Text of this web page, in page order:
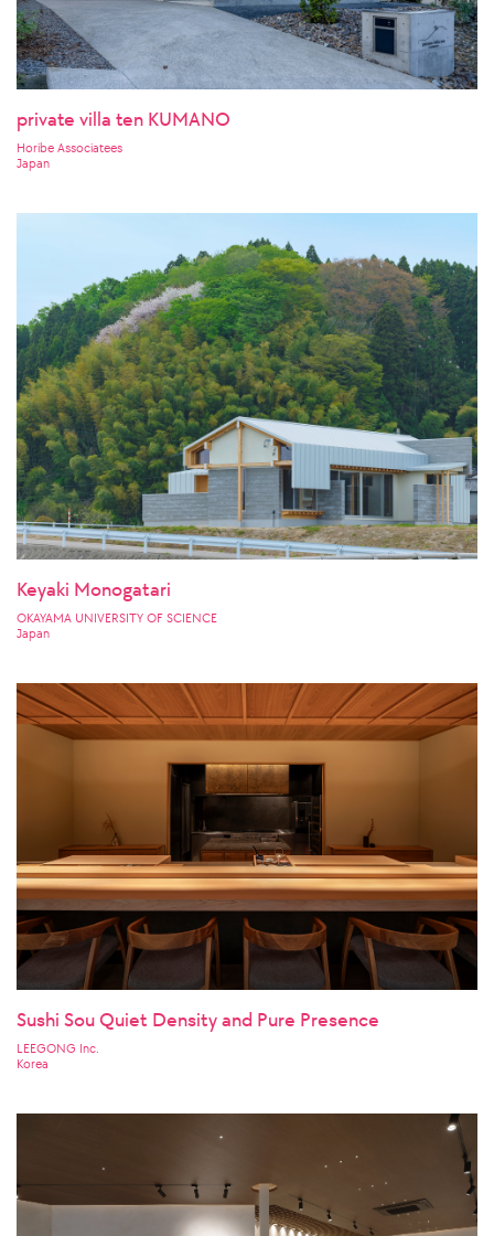
private villa ten KUMANO
Horibe Associatees
Japan
Keyaki Monogatari
OKAYAMA UNIVERSITY OF SCIENCE
Japan
Sushi Sou Quiet Density and Pure Presence
LEEGONG Inc.
Korea